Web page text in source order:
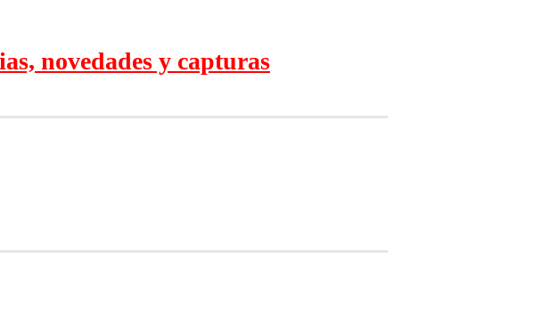
novedades y capturas